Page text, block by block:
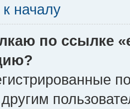
началу
по ссылке